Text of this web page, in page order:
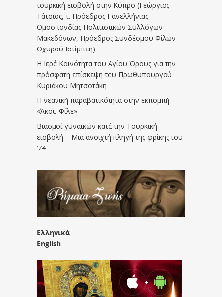
τουρκική εισβολή στην Κύπρο (Γεώργιος
Τάτσιος, τ. Πρόεδρος Πανελλήνιας
Ομοσπονδίας Πολιτιστικών Συλλόγων
Μακεδόνων, Πρόεδρος Συνδέσμου Φίλων
Οχυρού Ιστίμπεη)
Η Ιερά Κοινότητα του Αγίου Όρους για την
πρόσφατη επίσκεψη του Πρωθυπουργού
Κυριάκου Μητσοτάκη
Η νεανική παραβατικότητα στην εκπομπή
«Άκου Φίλε»
Βιασμοί γυναικών κατά την Τουρκική
εισβολή – Μια ανοιχτή πληγή της φρίκης του
’74
Ελληνικά
English